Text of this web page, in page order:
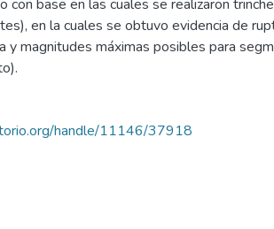
base en las cuales se realizaron
en la cuales se obtuvo evidencia de
y magnitudes máximas posibles para
handle/11146/37918